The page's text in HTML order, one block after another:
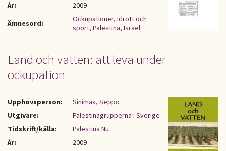
År:
2009
Ämnesord:
Ockupationer, Idrott och
sport, Palestina, Israel
Land och vatten: att leva under
ockupation
Upphovsperson:
Sinimaa, Seppo
Utgivare:
Palestinagrupperna i Sverige
Tidskrift/källa:
Palestina Nu
År:
2009